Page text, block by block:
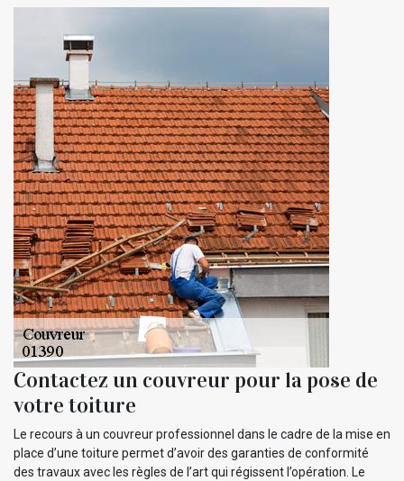
Contactez un couvreur pour la pose de
votre toiture
Le recours à un couvreur professionnel dans le cadre de la mise en
place d’une toiture permet d’avoir des garanties de conformité
des travaux avec les règles de l’art qui régissent l’opération. Le